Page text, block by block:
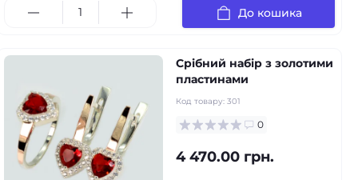
До кошика
Срібний набір з золотими
пластинами
Код товару: 301
0
4 470.00 грн.